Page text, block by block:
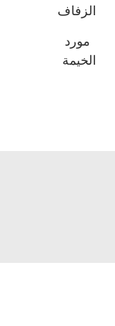
الزفاف
مورد
الخيمة